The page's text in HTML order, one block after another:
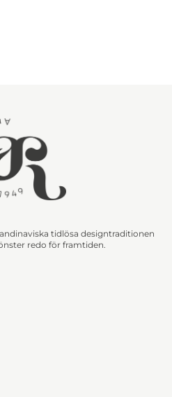
tidlösa designtraditionen
redo för framtiden.